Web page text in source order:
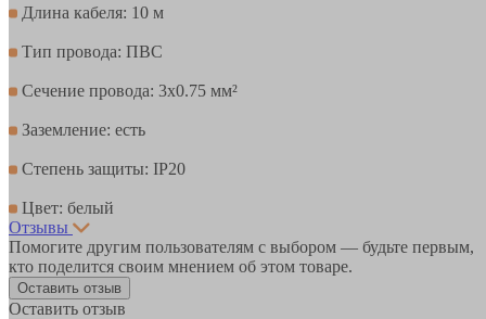
Длина кабеля: 10 м
Тип провода: ПВС
Сечение провода: 3х0.75 мм²
Заземление: есть
Степень защиты: IP20
Цвет: белый
Отзывы
Помогите другим пользователям с выбором — будьте первым,
кто поделится своим мнением об этом товаре.
Оставить отзыв
Оставить отзыв